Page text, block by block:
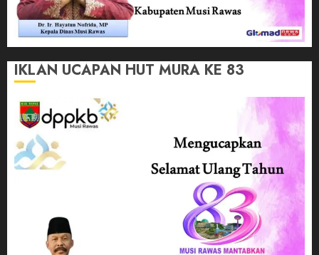
IKLAN UCAPAN HUT MURA KE 83